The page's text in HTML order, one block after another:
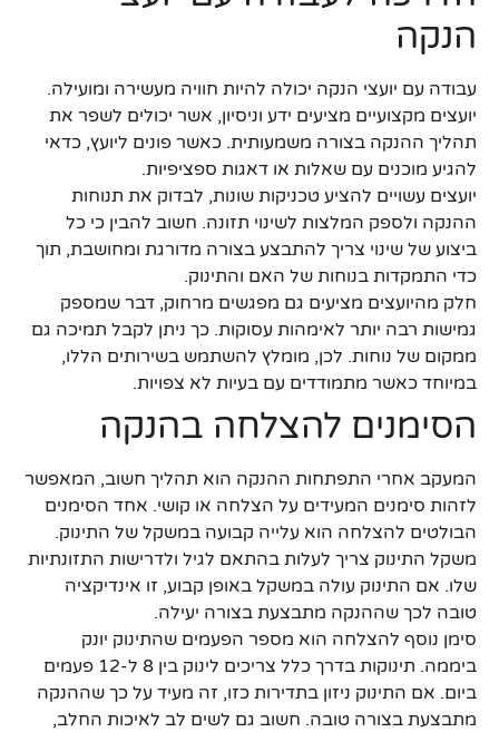
הנקה
עבודה עם יועצי הנקה יכולה להיות חוויה מעשירה ומועילה.
יועצים מקצועיים מציעים ידע וניסיון, אשר יכולים לשפר את
תהליך ההנקה בצורה משמעותית. כאשר פונים ליועץ, כדאי
להגיע מוכנים עם שאלות או דאגות ספציפיות.
יועצים עשויים להציע טכניקות שונות, לבדוק את תנוחות
ההנקה ולספק המלצות לשינוי תזונה. חשוב להבין כי כל
ביצוע של שינוי צריך להתבצע בצורה מדורגת ומחושבת, תוך
כדי התמקדות בנוחות של האם והתינוק.
חלק מהיועצים מציעים גם מפגשים מרחוק, דבר שמספק
גמישות רבה יותר לאימהות עסוקות. כך ניתן לקבל תמיכה גם
ממקום של נוחות. לכן, מומלץ להשתמש בשירותים הללו,
במיוחד כאשר מתמודדים עם בעיות לא צפויות.
הסימנים להצלחה בהנקה
המעקב אחרי התפתחות ההנקה הוא תהליך חשוב, המאפשר
לזהות סימנים המעידים על הצלחה או קושי. אחד הסימנים
הבולטים להצלחה הוא עלייה קבועה במשקל של התינוק.
משקל התינוק צריך לעלות בהתאם לגיל ולדרישות התזונתיות
שלו. אם התינוק עולה במשקל באופן קבוע, זו אינדיקציה
טובה לכך שההנקה מתבצעת בצורה יעילה.
סימן נוסף להצלחה הוא מספר הפעמים שהתינוק יונק
ביממה. תינוקות בדרך כלל צריכים לינוק בין 8 ל-12 פעמים
ביום. אם התינוק ניזון בתדירות כזו, זה מעיד על כך שההנקה
מתבצעת בצורה טובה. חשוב גם לשים לב לאיכות החלב,